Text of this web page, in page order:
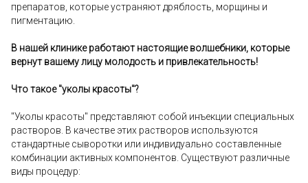
препаратов, которые устраняют дряблость, морщины и
пигментацию.
В нашей клинике работают настоящие волшебники, которые
вернут вашему лицу молодость и привлекательность!
Что такое "уколы красоты"?
"Уколы красоты" представляют собой инъекции специальных
растворов. В качестве этих растворов используются
стандартные сыворотки или индивидуально составленные
комбинации активных компонентов. Существуют различные
виды процедур: